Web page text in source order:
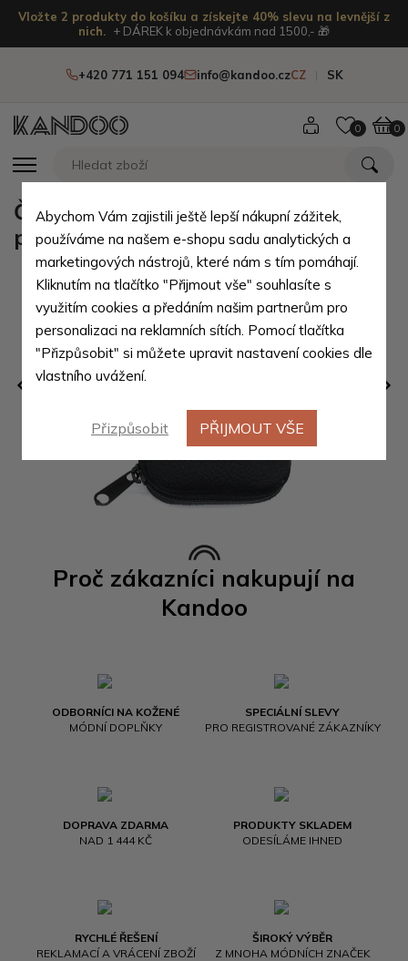
Vložte 2 produkty do košíku a získejte 40% slevu na levnější z
nich.
+ DÁREK k objednávkám nad 1500,- 🎁
+420 771 151 094 info@kandoo.czCZ SK
0 0
Proč zákazníci nakupují na
Kandoo
ODBORNÍCI NA KOŽENÉ
MÓDNÍ DOPLŇKY
SPECIÁLNÍ SLEVY
PRO REGISTROVANÉ ZÁKAZNÍKY
DOPRAVA ZDARMA
NAD 1 444 KČ
PRODUKTY SKLADEM
ODESÍLÁME IHNED
RYCHLÉ ŘEŠENÍ
REKLAMACÍ A VRÁCENÍ ZBOŽÍ
ŠIROKÝ VÝBĚR
Z MNOHA MÓDNÍCH ZNAČEK
Černá kožená dámská manikúra s
potiskem Tikvah
Abychom Vám zajistili ještě lepší nákupní zážitek,
používáme na našem e-shopu sadu analytických a
marketingových nástrojů, které nám s tím pomáhají.
Kliknutím na tlačítko "Přijmout vše" souhlasíte s
využitím cookies a předáním našim partnerům pro
personalizaci na reklamních sítích. Pomocí tlačítka
"Přizpůsobit" si můžete upravit nastavení cookies dle
vlastního uvážení.
Přizpůsobit PŘIJMOUT VŠE